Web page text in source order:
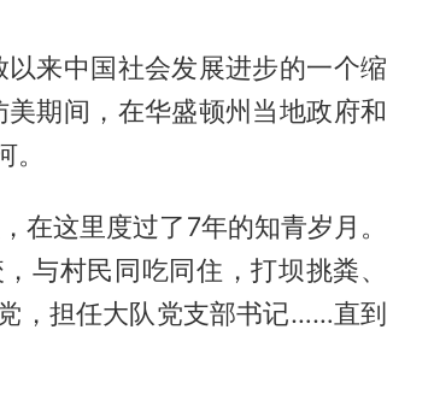
来中国社会发展进步的一个缩
期间，在华盛顿州当地政府和
在这里度过了7年的知青岁月。
与村民同吃同住，打坝挑粪、
，担任大队党支部书记……直到